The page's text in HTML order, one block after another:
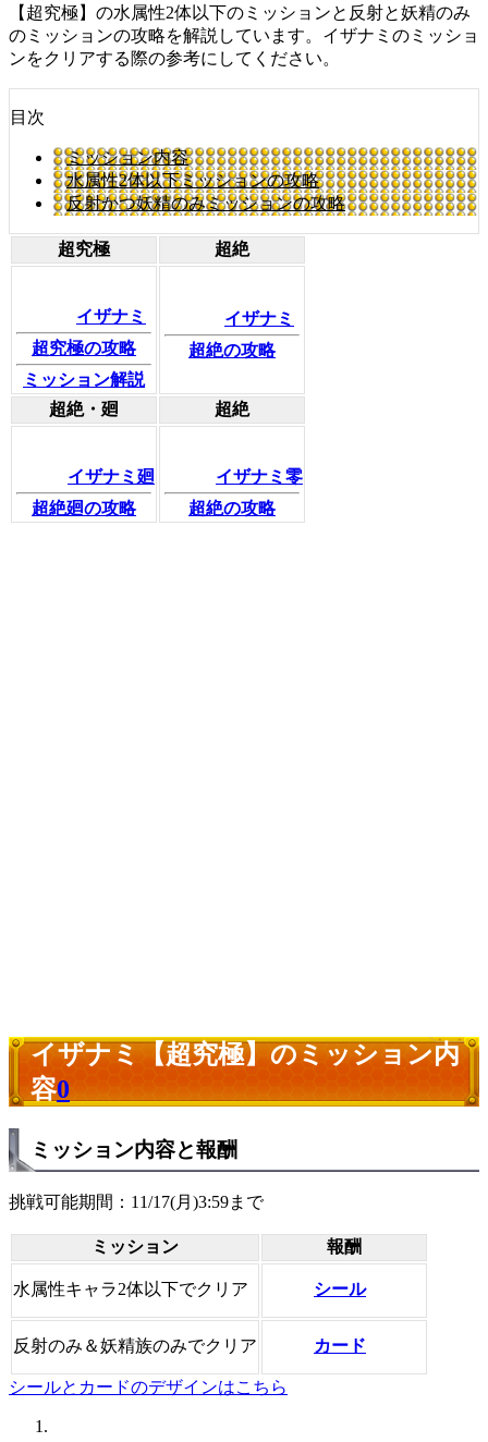
【超究極】の水属性2体以下のミッションと反射と妖精のみ
のミッションの攻略を解説しています。イザナミのミッショ
ンをクリアする際の参考にしてください。
目次
ミッション内容
水属性2体以下ミッションの攻略
反射かつ妖精のみミッションの攻略
超究極 超絶
イザナミ
超究極の攻略
ミッション解説
イザナミ
超絶の攻略
超絶・廻 超絶
イザナミ廻
超絶廻の攻略
イザナミ零
超絶の攻略
イザナミ【超究極】のミッション内
容0
ミッション内容と報酬
挑戦可能期間：11/17(月)3:59まで
ミッション 報酬
水属性キャラ2体以下でクリア シール
反射のみ＆妖精族のみでクリア カード
シールとカードのデザインはこちら